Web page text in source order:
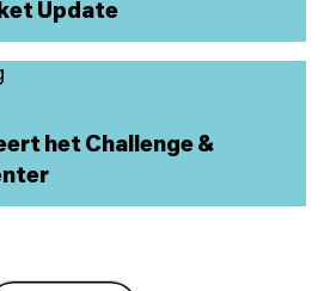
Update
het Challenge &